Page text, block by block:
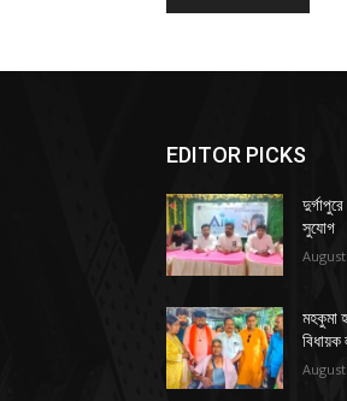
EDITOR PICKS
সুযোগ
মহকুমা
বিধায়ক